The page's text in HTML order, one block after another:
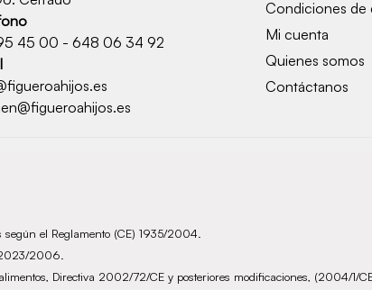
45 00 - 648 06 34 92
Condiciones de
Mi cuenta
Quienes somos
Contáctanos
el Reglamento (CE) 1935/2004.
2006.
Directiva 2002/72/CE y posteriores modificaciones, (2004/1/